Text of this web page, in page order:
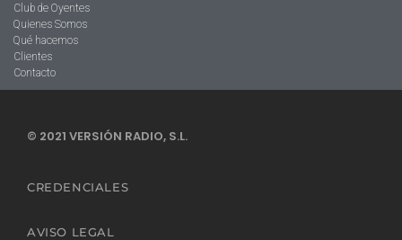
Club de Oyentes
Quienes Somos
Qué hacemos
Clientes
Contacto
© 2021 VERSIÓN RADIO, S.L.
CREDENCIALES
AVISO LEGAL